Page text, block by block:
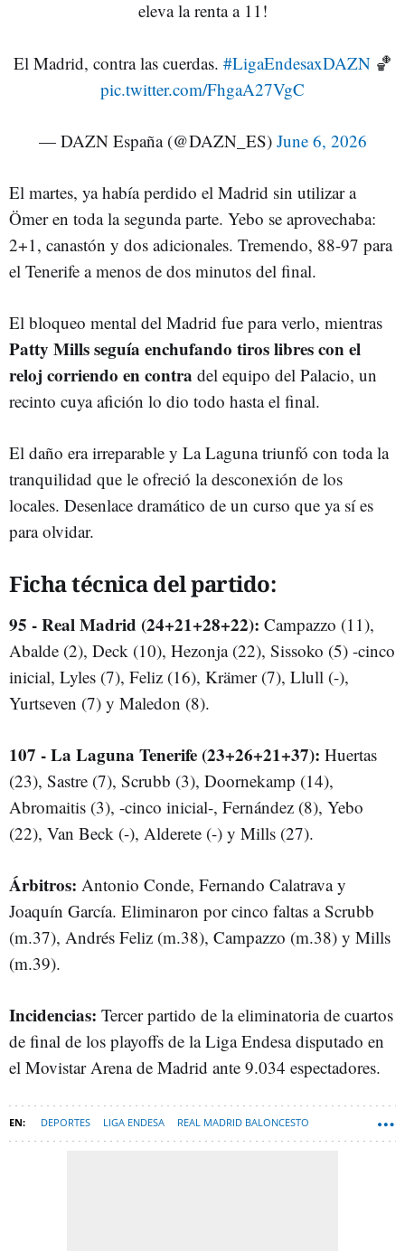
eleva la renta a 11!
El Madrid, contra las cuerdas. #LigaEndesaxDAZN🏀
pic.twitter.com/FhgaA27VgC
— DAZN España (@DAZN_ES) June 6, 2026
El martes, ya había perdido el Madrid sin utilizar a
Ömer en toda la segunda parte. Yebo se aprovechaba:
2+1, canastón y dos adicionales. Tremendo, 88-97 para
el Tenerife a menos de dos minutos del final.
El bloqueo mental del Madrid fue para verlo, mientras
Patty Mills seguía enchufando tiros libres con el
reloj corriendo en contra del equipo del Palacio, un
recinto cuya afición lo dio todo hasta el final.
El daño era irreparable y La Laguna triunfó con toda la
tranquilidad que le ofreció la desconexión de los
locales. Desenlace dramático de un curso que ya sí es
para olvidar.
Ficha técnica del partido:
95 - Real Madrid (24+21+28+22): Campazzo (11),
Abalde (2), Deck (10), Hezonja (22), Sissoko (5) -cinco
inicial, Lyles (7), Feliz (16), Krämer (7), Llull (-),
Yurtseven (7) y Maledon (8).
107 - La Laguna Tenerife (23+26+21+37): Huertas
(23), Sastre (7), Scrubb (3), Doornekamp (14),
Abromaitis (3), -cinco inicial-, Fernández (8), Yebo
(22), Van Beck (-), Alderete (-) y Mills (27).
Árbitros: Antonio Conde, Fernando Calatrava y
Joaquín García. Eliminaron por cinco faltas a Scrubb
(m.37), Andrés Feliz (m.38), Campazzo (m.38) y Mills
(m.39).
Incidencias: Tercer partido de la eliminatoria de cuartos
de final de los playoffs de la Liga Endesa disputado en
el Movistar Arena de Madrid ante 9.034 espectadores.
DEPORTES LIGA ENDESA REAL MADRID BALONCESTO